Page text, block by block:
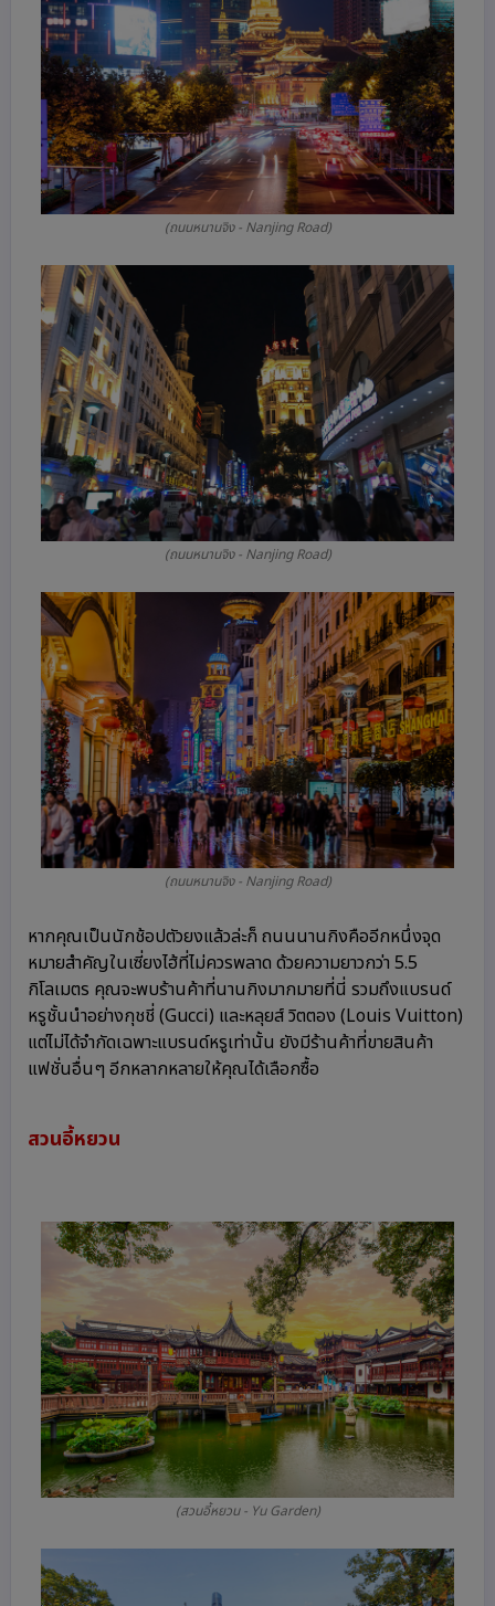
(ถนนหนานจิง - Nanjing Road)
(ถนนหนานจิง - Nanjing Road)
(ถนนหนานจิง - Nanjing Road)
หากคุณเป็นนักช้อปตัวยงแล้วล่ะก็ ถนนนานกิงคืออีกหนึ่งจุด
หมายสำคัญในเซี่ยงไฮ้ที่ไม่ควรพลาด ด้วยความยาวกว่า 5.5
กิโลเมตร คุณจะพบร้านค้าที่นานกิงมากมายที่นี่ รวมถึงแบรนด์
หรูชั้นนำอย่างกุชชี่ (Gucci) และหลุยส์ วิตตอง (Louis Vuitton)
แต่ไม่ได้จำกัดเฉพาะแบรนด์หรูเท่านั้น ยังมีร้านค้าที่ขายสินค้า
แฟชั่นอื่นๆ อีกหลากหลายให้คุณได้เลือกซื้อ
สวนอี้หยวน
(สวนอี้หยวน - Yu Garden)